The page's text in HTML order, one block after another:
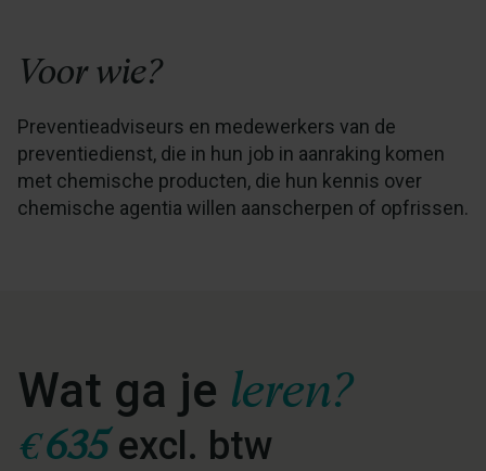
Voor wie?
Preventieadviseurs en medewerkers van de
preventiedienst, die in hun job in aanraking komen
met chemische producten, die hun kennis over
chemische agentia willen aanscherpen of opfrissen.
Wat ga je leren?
€635excl. btw